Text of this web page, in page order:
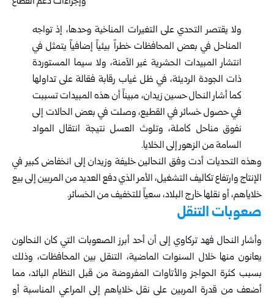
ولا يقتصر التحدي على التغيرات المناخية وحدها، إذ تواجه
المناحل في بعض المحافظات خطراً بيئياً إضافياً يتمثل في
انتشار المبيدات الحشرية غير الآمنة، ولا سيما المستوردة
ذات الجودة الرديئة، في ظل غياب رقابة فعّالة على تداولها
كما أشار النحال حسين زيدان، مبيناً أن هذه المبيدات تسببت
في حصول خسائر في القطيع، وصلت في بعض الحالات إلى
نفوق مناحل كاملة، وتلوث العسل نتيجة انتقال المواد
السامة من الزهور إلى الخلايا.
وهذه التحديات أدت وفق النحالين خليفة وزيدان إلى انخفاض كبير في
الإنتاج وارتفاع تكاليف التشغيل، الأمر الذي دفع العديد من المربين إلى بيع
خلاياهم، أو نقلها خارج البلاد، سعياً للتخفيف من الخسائر.
صعوبات التنقل
وأشار النحال فهد تركاوي إلى أن أحد أبرز الصعوبات التي كان النحالون
يعانون منها خلال السنوات الماضية، التنقل بين المحافظات، وذلك
بسبب كثرة الحواجز والأتاوات المفروضة من قبل النظام البائد، مما
أضعف من قدرة المربين على نقل خلاياهم إلى المراعي المناسبة أو